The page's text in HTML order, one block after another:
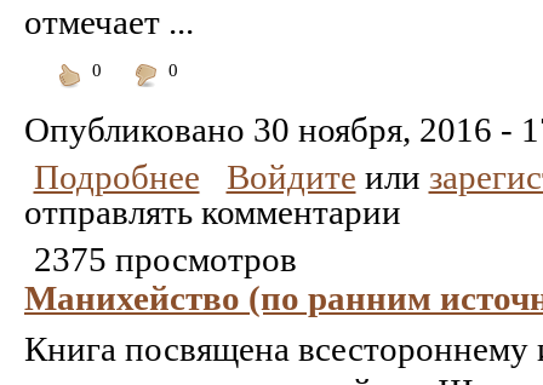
отмечает ...
0
0
Опубликовано 30 ноября, 2016 -
Подробнее
Войдите или
отправлять комментарии
2375 просмотров
Манихейство (по ранним
Книга посвящена